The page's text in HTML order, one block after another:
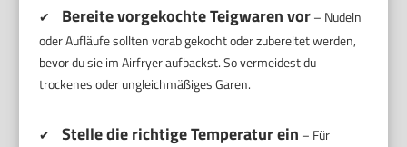
✔ Bereite vorgekochte Teigwaren vor– Nudeln
oder Aufläufe sollten vorab gekocht oder zubereitet werden,
bevor du sie im Airfryer aufbackst. So vermeidest du
trockenes oder ungleichmäßiges Garen.
✔ Stelle die richtige Temperatur ein – Für